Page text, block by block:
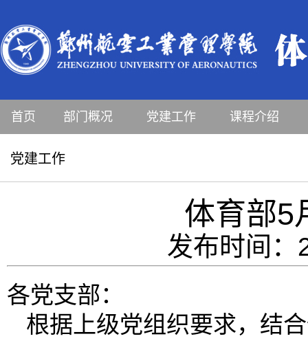
首页 部门概况 党建工作 课程介绍
党建工作
体育部5
发布时间：
各党支部：
根据上级党组织要求，结合